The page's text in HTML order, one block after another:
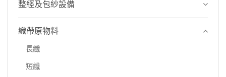
整經及包紗設備
織帶原物料
長纖
短纖